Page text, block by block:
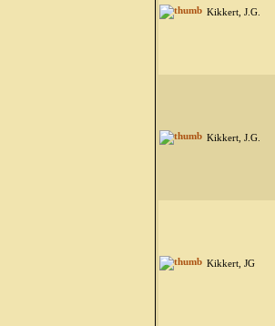
Kikkert, J.G.
Kikkert, J.G.
Kikkert, JG